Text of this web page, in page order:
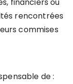
financiers ou
rencontrées
commises
de :